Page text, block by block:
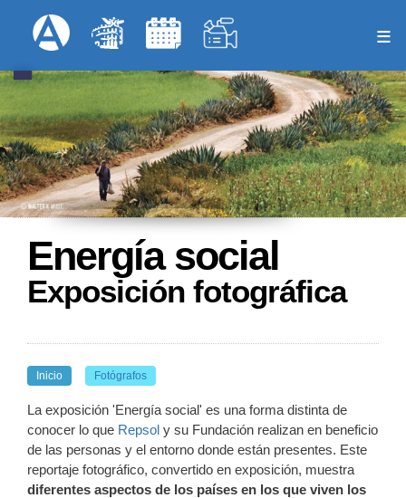
al
principal
Menú Superior
Energía social
Exposición fotográfica
Inicio Fotógrafos
La exposición 'Energía social' es una forma distinta de
conocer lo que Repsol y su Fundación realizan en beneficio
de las personas y el entorno donde están presentes. Este
reportaje fotográfico, convertido en exposición, muestra
diferentes aspectos de los países en los que viven los